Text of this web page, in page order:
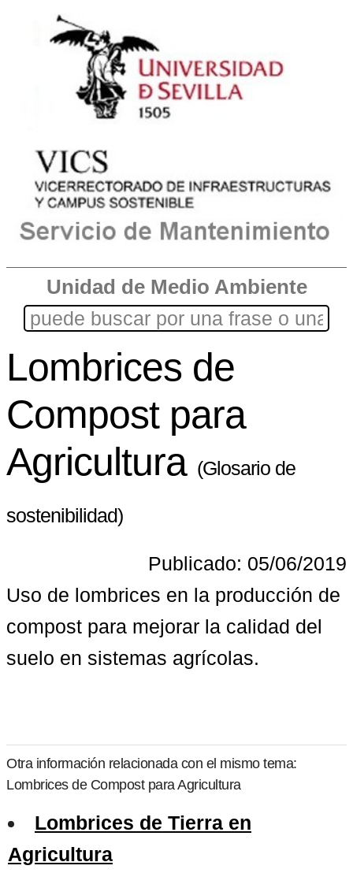
Unidad de Medio Ambiente
Lombrices de
Compost para
Agricultura (Glosario de
sostenibilidad)
Publicado: 05/06/2019
Uso de lombrices en la producción de
compost para mejorar la calidad del
suelo en sistemas agrícolas.
Otra información relacionada con el mismo tema:
Lombrices de Compost para Agricultura
Lombrices de Tierra en
Agricultura